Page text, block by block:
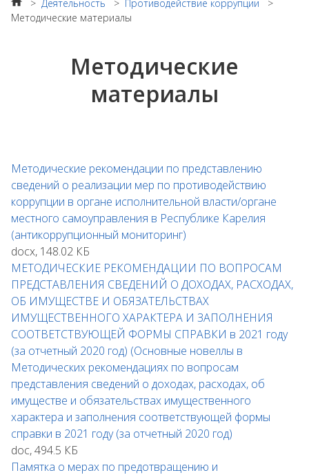
> Деятельность > Противодействие коррупции
>
Методические материалы
Методические
материалы
Методические рекомендации по представлению
сведений о реализации мер по противодействию
коррупции в органе исполнительной власти/органе
местного самоуправления в Республике Карелия
(антикоррупционный мониторинг)
docx, 148.02 КБ
МЕТОДИЧЕСКИЕ РЕКОМЕНДАЦИИ ПО ВОПРОСАМ
ПРЕДСТАВЛЕНИЯ СВЕДЕНИЙ О ДОХОДАХ, РАСХОДАХ,
ОБ ИМУЩЕСТВЕ И ОБЯЗАТЕЛЬСТВАХ
ИМУЩЕСТВЕННОГО ХАРАКТЕРА И ЗАПОЛНЕНИЯ
СООТВЕТСТВУЮЩЕЙ ФОРМЫ СПРАВКИ в 2021 году
(за отчетный 2020 год) (Основные новеллы в
Методических рекомендациях по вопросам
представления сведений о доходах, расходах, об
имуществе и обязательствах имущественного
характера и заполнения соответствующей формы
справки в 2021 году (за отчетный 2020 год)
doc, 494.5 КБ
Памятка о мерах по предотвращению и